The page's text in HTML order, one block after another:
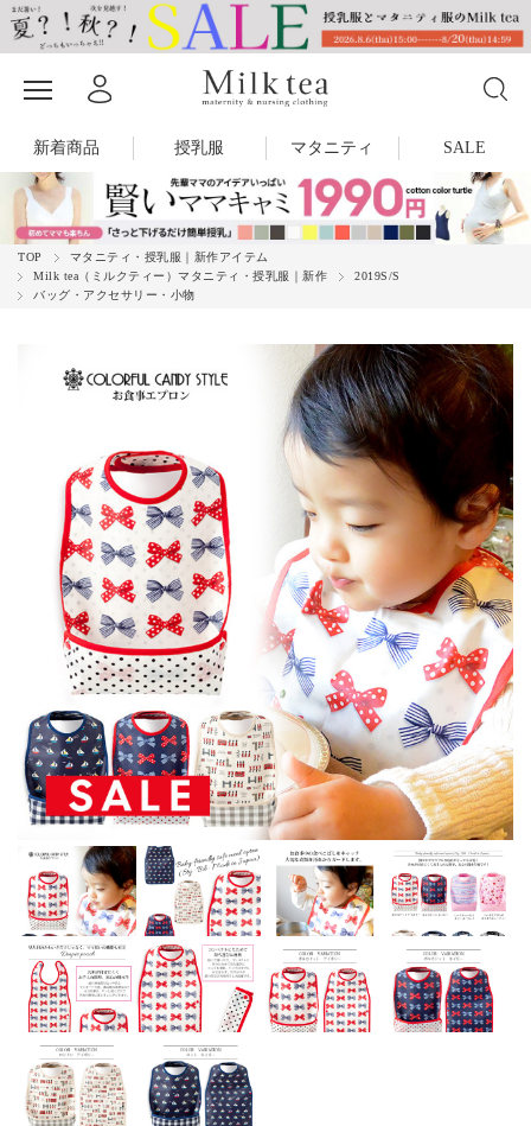
新着商品 授乳服 マタニティ SALE
TOP
マタニティ・授乳服｜新作アイテム
Milk tea（ミルクティー）マタニティ・授乳服｜新作
2019S/S
バッグ・アクセサリー・小物